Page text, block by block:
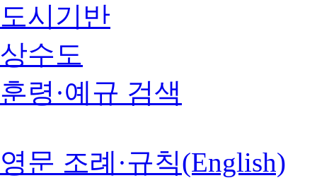
도시기반
상수도
훈령·예규 검색
영문 조례·규칙(English)